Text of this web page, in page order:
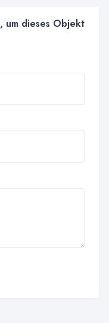
um dieses Objekt